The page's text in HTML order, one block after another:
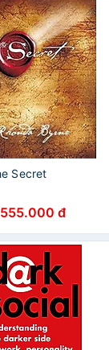
Secret
555.000 đ